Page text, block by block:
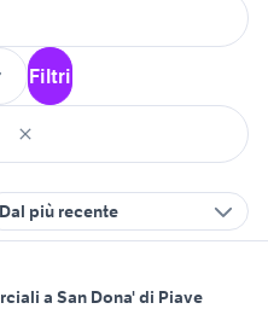
Filtri
Dal più recente
a San Dona' di Piave